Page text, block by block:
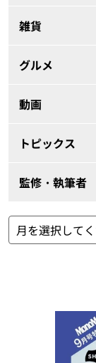
雑貨
グルメ
動画
トピックス
監修・執筆者